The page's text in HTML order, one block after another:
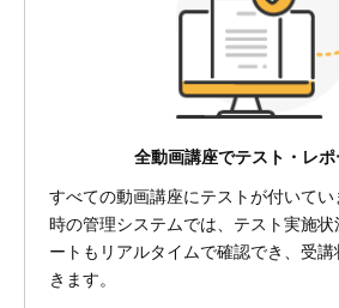
全動画講座でテスト・レポ
すべての動画講座にテストが付いて
時の管理システムでは、テスト実施
ートもリアルタイムで確認でき、受
きます。